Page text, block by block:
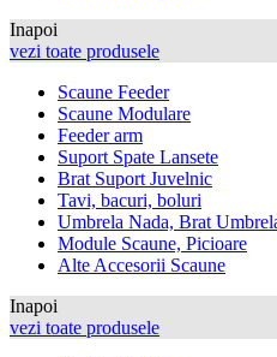
Inapoi
vezi toate produsele
Scaune Feeder
Scaune Modulare
Feeder arm
Suport Spate Lansete
Brat Suport Juvelnic
Tavi, bacuri, boluri
Umbrela Nada, Brat
Module Scaune, Picioare
Alte Accesorii Scaune
Inapoi
vezi toate produsele